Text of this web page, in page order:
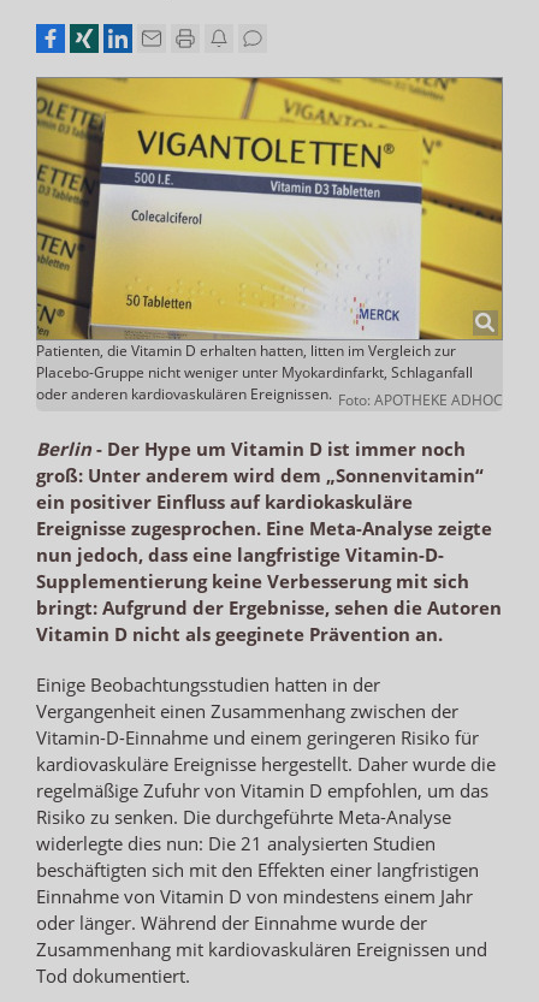
Patienten, die Vitamin D erhalten hatten, litten im Vergleich zur
Placebo-Gruppe nicht weniger unter Myokardinfarkt, Schlaganfall
oder anderen kardiovaskulären Ereignissen. Foto: APOTHEKE ADHOC
Berlin- Der Hype um Vitamin D ist immer noch
groß: Unter anderem wird dem „Sonnenvitamin“
ein positiver Einfluss auf kardiokaskuläre
Ereignisse zugesprochen. Eine Meta-Analyse zeigte
nun jedoch, dass eine langfristige Vitamin-D-
Supplementierung keine Verbesserung mit sich
bringt: Aufgrund der Ergebnisse, sehen die Autoren
Vitamin D nicht als geeginete Prävention an.
Einige Beobachtungsstudien hatten in der
Vergangenheit einen Zusammenhang zwischen der
Vitamin-D-Einnahme und einem geringeren Risiko für
kardiovaskuläre Ereignisse hergestellt. Daher wurde die
regelmäßige Zufuhr von Vitamin D empfohlen, um das
Risiko zu senken. Die durchgeführte Meta-Analyse
widerlegte dies nun: Die 21 analysierten Studien
beschäftigten sich mit den Effekten einer langfristigen
Einnahme von Vitamin D von mindestens einem Jahr
oder länger. Während der Einnahme wurde der
Zusammenhang mit kardiovaskulären Ereignissen und
Tod dokumentiert.